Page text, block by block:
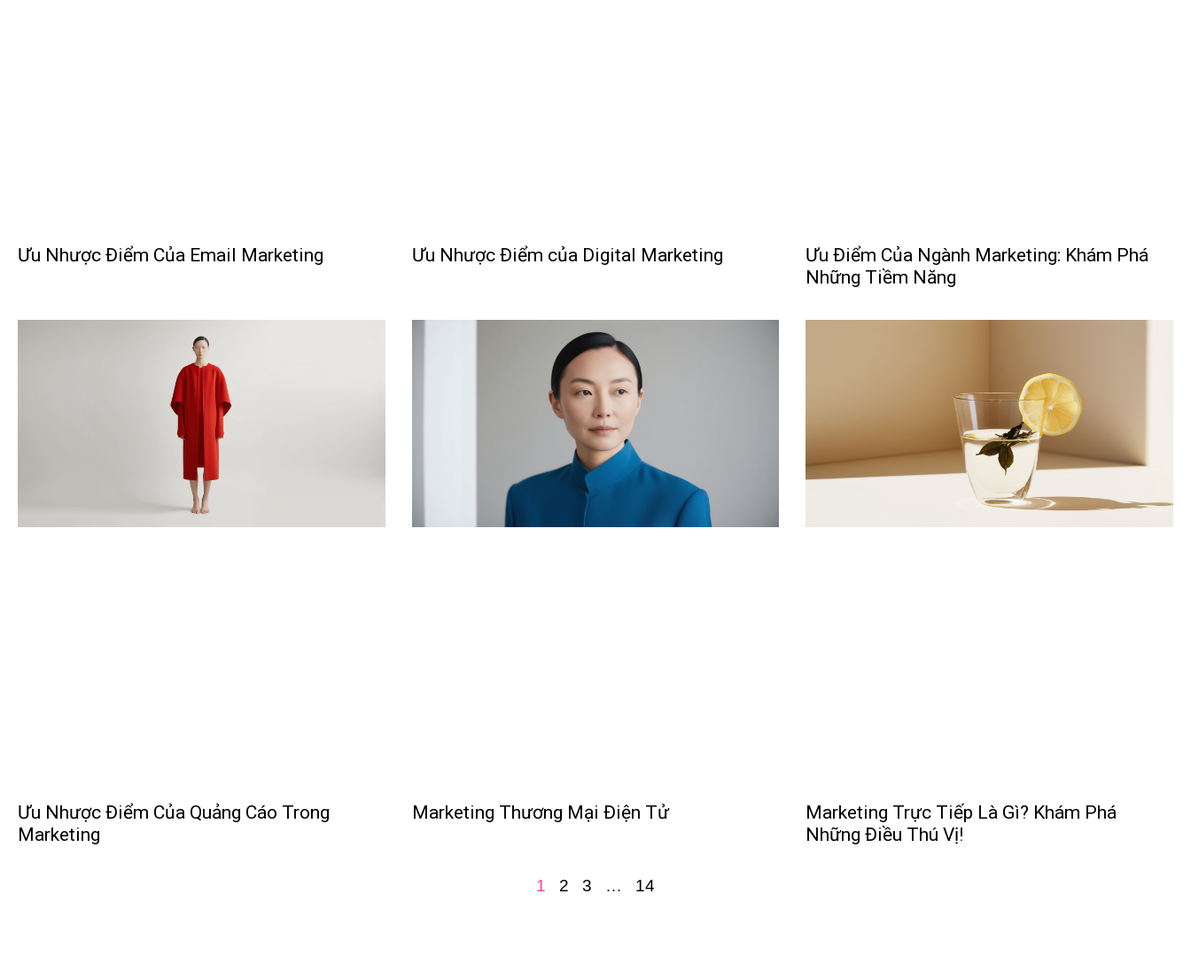
Ưu Nhược Điểm Của Email Marketing Ưu Nhược Điểm của Digital Marketing
Ưu Điểm Của Ngành Marketing: Khám Phá
Những Tiềm Năng
Ưu Nhược Điểm Của Quảng Cáo Trong
Marketing
Marketing Thương Mại Điện Tử
Marketing Trực Tiếp Là Gì? Khám Phá
Những Điều Thú Vị!
1 2 3 … 14